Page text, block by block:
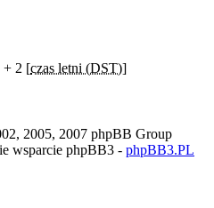
+ 2 [czas letni (DST)]
2005, 2007 phpBB Group
wsparcie phpBB3 - phpBB3.PL